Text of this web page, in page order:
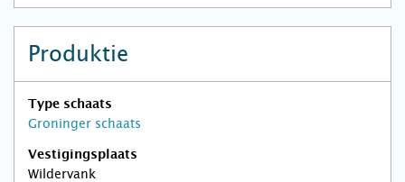
Produktie
Type schaats
Groninger schaats
Vestigingsplaats
Wildervank